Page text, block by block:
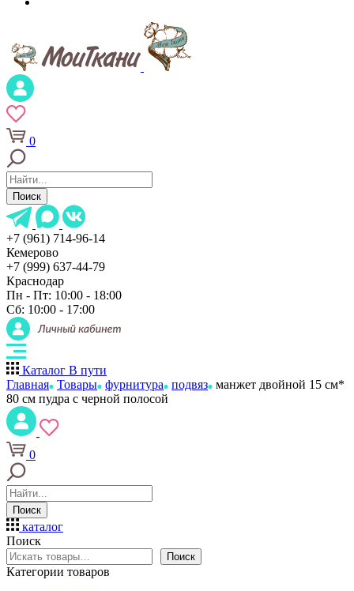
0
Поиск
+7 (961) 714-96-14
Кемерово
+7 (999) 637-44-79
Краснодар
Пн - Пт: 10:00 - 18:00
Сб: 10:00 - 17:00
Каталог В пути
Главная Товары фурнитура подвяз манжет двойной 15 см*
80 см пудра с черной полосой
0
Поиск
каталог
Поиск
Поиск
Категории товаров